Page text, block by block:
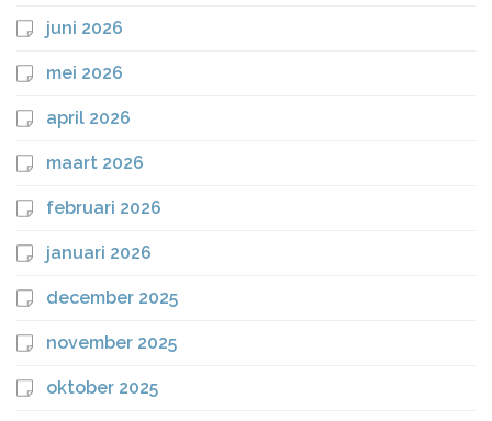
juni 2026
mei 2026
april 2026
maart 2026
februari 2026
januari 2026
december 2025
november 2025
oktober 2025